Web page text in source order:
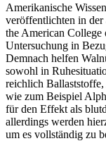
Amerikanische
veröffentlichten in der
the American
Untersuchung in
Demnach helfen
sowohl in
reichlich
wie zum Beispiel
für den Effekt als
allerdings werden
um es vollständig zu